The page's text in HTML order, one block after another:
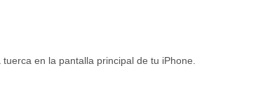
en la pantalla principal de tu iPhone.